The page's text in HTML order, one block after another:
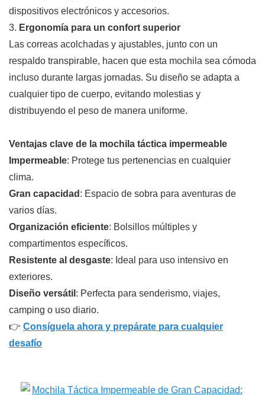
dispositivos electrónicos y accesorios.
3. Ergonomía para un confort superior
Las correas acolchadas y ajustables, junto con un
respaldo transpirable, hacen que esta mochila sea cómoda
incluso durante largas jornadas. Su diseño se adapta a
cualquier tipo de cuerpo, evitando molestias y
distribuyendo el peso de manera uniforme.
Ventajas clave de la mochila táctica impermeable
Impermeable: Protege tus pertenencias en cualquier
clima.
Gran capacidad : Espacio de sobra para aventuras de
varios días.
Organización eficiente: Bolsillos múltiples y
compartimentos específicos.
Resistente al desgaste: Ideal para uso intensivo en
exteriores.
Diseño versátil : Perfecta para senderismo, viajes,
camping o uso diario.
👉 Consíguela ahora y prepárate para cualquier
desafío